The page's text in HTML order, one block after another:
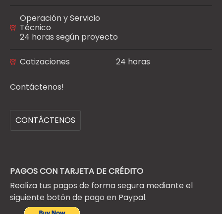
Operación y Servicio
Técnico
24 horas según proyecto
Cotizaciones 24 horas
Contáctenos!
CONTÁCTENOS
PAGOS CON TARJETA DE CRÉDITO
Realiza tus pagos de forma segura mediante el
siguiente botón de pago en Paypal.